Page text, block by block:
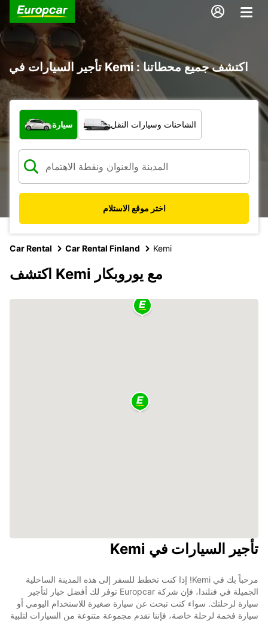
تأجير السيارات في Kemi : اكتشف جميع محطاتنا
ما نوع المركبة؟
سيارة الشاحنات وسيارات النقل
اختر موقع الاستلام
Car Rental Car Rental Finland Kemi
اكتشف Kemi مع يوروبكار
تأجير السيارات في Kemi
مرحباً بك في Kemi! إذا كنت تخطط للسفر إلى هذه المدينة الساحلية
الجميلة في فنلندا، فإن شركة Europcar توفر لك أفضل خيار لتأجير
سيارة لرحلتك. سواء كنت تبحث عن سيارة صغيرة للاستخدام اليومي أو
سيارة فخمة لرحلة خاصة، فإننا نقدم مجموعة متنوعة من السيارات لتلبية